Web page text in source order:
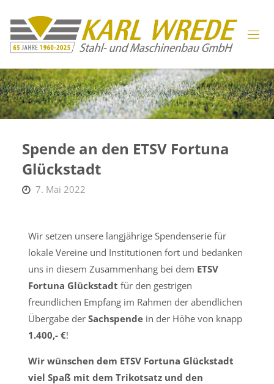
Spende an den ETSV Fortuna
Glückstadt
7. Mai 2022
Wir setzen unsere langjährige Spendenserie für
lokale Vereine und Institutionen fort und bedanken
uns in diesem Zusammenhang bei dem ETSV
Fortuna Glückstadt für den gestrigen
freundlichen Empfang im Rahmen der abendlichen
Übergabe der Sachspendein der Höhe von knapp
1.400,- €!
Wir wünschen dem ETSV Fortuna Glückstadt
viel Spaß mit dem Trikotsatz und den